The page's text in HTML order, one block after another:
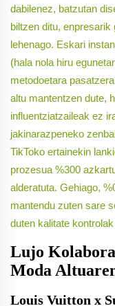
dabilenez, batzutan
biltzen ditu,
lehenago. Eskari
(hala nola hiru
metodoetara
altu mantentzen dute,
influentziatzaileak ez
jakinarazpeneko
TikToko ertainekin
prozesua %300
alderatuta. Gehiago,
mantendu zuten sare
duten kalitate
Lujo
Moda
Louis Vuitton x